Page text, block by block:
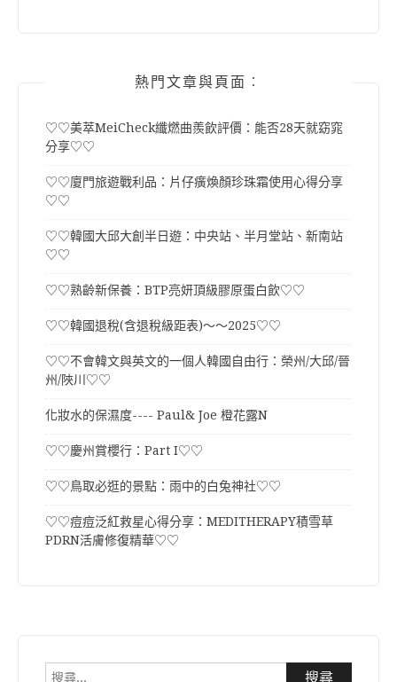
熱門文章與頁面︰
♡♡美萃MeiCheck纖燃曲羨飲評價：能否28天就窈窕
分享♡♡
♡♡廈門旅遊戰利品：片仔癀煥顏珍珠霜使用心得分享
♡♡
♡♡韓國大邱大創半日遊：中央站、半月堂站、新南站
♡♡
♡♡熟齡新保養：BTP亮妍頂級膠原蛋白飲♡♡
♡♡韓國退稅(含退稅級距表)～～2025♡♡
♡♡不會韓文與英文的一個人韓國自由行：榮州/大邱/晉
州/陜川♡♡
化妝水的保濕度---- Paul& Joe 橙花露N
♡♡慶州賞櫻行：Part I♡♡
♡♡鳥取必逛的景點：雨中的白兔神社♡♡
♡♡痘痘泛紅救星心得分享：MEDITHERAPY積雪草
PDRN活膚修復精華♡♡
搜